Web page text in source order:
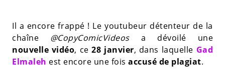
Il a encore frappé ! Le youtubeur détenteur de la
chaîne @CopyComicVideosa dévoilé une
nouvelle vidéo, ce28 janvier, dans laquelle Gad
Elmaleh est encore une fois accusé de plagiat.